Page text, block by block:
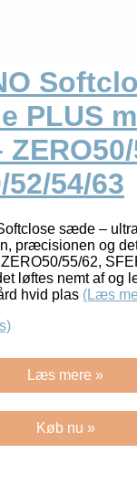
PLUS
52/54/63
sæde –
præcisionen og
55/62,
løftes nemt af og
hvid plas (Læs
Læs mere »
Køb nu »